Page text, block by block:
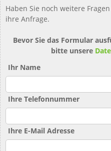
Haben Sie noch weitere
ihre Anfrage.
Bevor Sie das Formular
bitte unsere
Ihr Name
Ihre Telefonnummer
Ihre E-Mail Adresse